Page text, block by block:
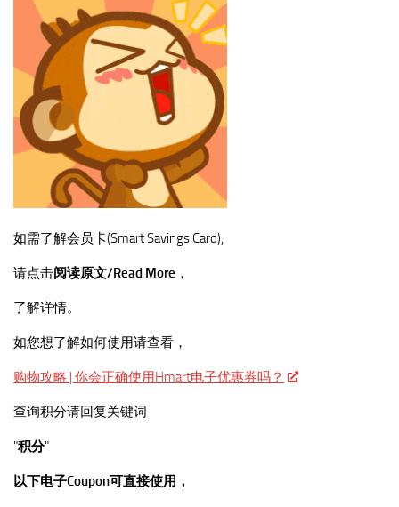
如需了解会员卡(Smart Savings Card),
请点击阅读原文/Read More ，
了解详情。
如您想了解如何使用请查看，
购物攻略 | 你会正确使用Hmart电子优惠券吗？
查询积分请回复关键词
"积分"
以下电子Coupon可直接使用，